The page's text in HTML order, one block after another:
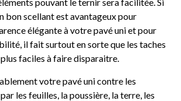
bon scellant est avantageux pour
élégante à votre pavé uni et pour
il fait surtout en sorte que les taches
faciles à faire disparaitre.
votre pavé uni contre les
les feuilles, la poussière, la terre, les